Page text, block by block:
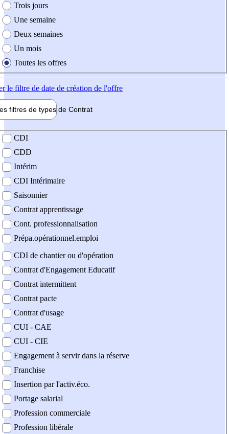
Trois jours
Une semaine
Deux semaines
Un mois
Toutes les offres
le filtre de date de création de l'offre
filtres de types de Contrat
contrat
CDI
CDD
Intérim
CDI Intérimaire
Saisonnier
Contrat apprentissage
Cont. professionnalisation
Prépa.opérationnel.emploi
CDI de chantier ou d'opération
Contrat d'Engagement Educatif
Contrat intermittent
Contrat pacte
Contrat d'usage
CUI - CAE
CUI - CIE
Engagement à servir dans la réserve
Franchise
Insertion par l'activ.éco.
Portage salarial
Profession commerciale
Profession libérale